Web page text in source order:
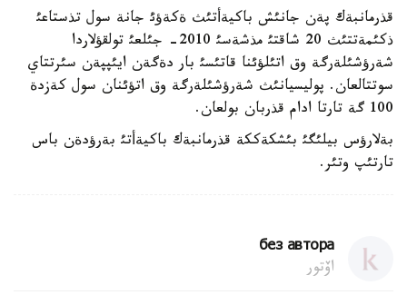
قذرمانبةك پةن جانئش باكيةأتئث ةكةؤئ جانة سول تذستاعئ
ذكئمةتتئث 20 شاقتئ مذشةسئ 2010- جئلعئ تولقؤلاردا
شةرؤشئلةرگة وق اتئلؤئنا قاتئسئ بار دةگةن ايئپپةن سئرتتاي
سوتتالعان. پوليسيانئث شةرؤشئلةرگة وق اتؤئنان سول كةزدة
100 گة تارتا ادام قذربان بولعان.
بةلارؤس بيلئگئ بئشكةككة قذرمانبةك باكيةأتئ بةرؤدةن باس
تارتئپ وتئر.
без автора
اۆتور